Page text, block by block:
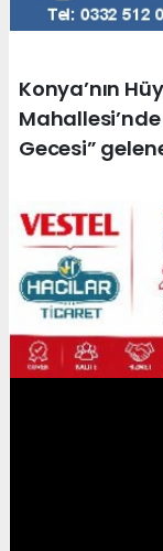
Konya’nın
Gecesi”